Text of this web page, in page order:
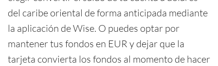
del caribe oriental de forma anticipada mediante
la aplicación de Wise. O puedes optar por
mantener tus fondos en EUR y dejar que la
tarjeta convierta los fondos al momento de hacer